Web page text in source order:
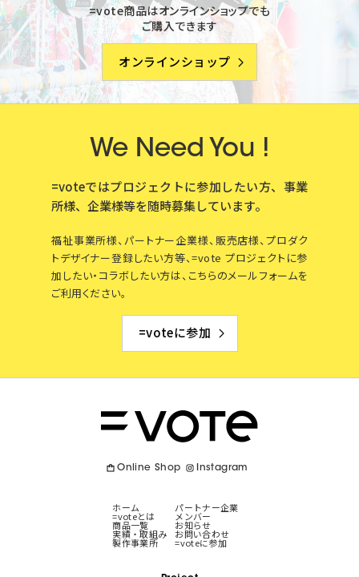
=vote商品はオンラインショップでも
ご購入できます
オンラインショップ
We Need You !
=voteではプロジェクトに参加したい方、事業
所様、企業様等を随時募集しています。
福祉事業所様、パートナー企業様、販売店様、プロダク
トデザイナー登録したい方等、=vote プロジェクトに参
加したい・コラボしたい方は、こちらのメールフォームを
ご利用ください。
=voteに参加
Online Shop Instagram
ホーム
=voteとは
商品一覧
実績・取組み
製作事業所
パートナー企業
メンバー
お知らせ
お問い合わせ
=voteに参加